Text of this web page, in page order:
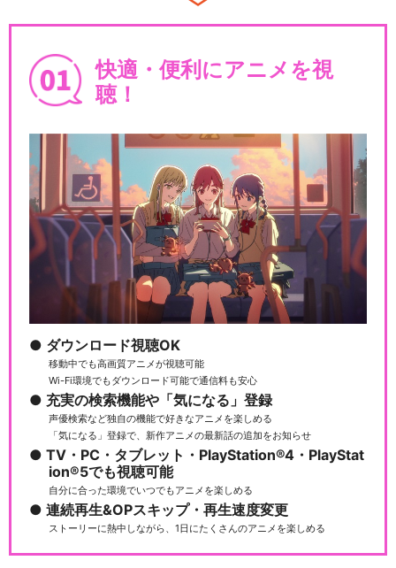
快適・便利にアニメを視
聴！
ダウンロード視聴OK
移動中でも高画質アニメが視聴可能
Wi-Fi環境でもダウンロード可能で通信料も安心
充実の検索機能や「気になる」登録
声優検索など独自の機能で好きなアニメを楽しめる
「気になる」登録で、新作アニメの最新話の追加をお知らせ
TV・PC・タブレット・PlayStation®4・PlayStat
ion®5でも視聴可能
自分に合った環境でいつでもアニメを楽しめる
連続再生&OPスキップ・再生速度変更
ストーリーに熱中しながら、1日にたくさんのアニメを楽しめる